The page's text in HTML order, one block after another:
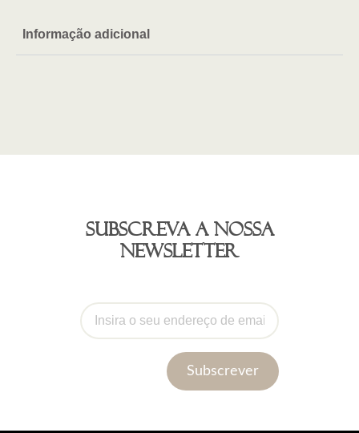
Informação adicional
Subscreva a nossa
newsletter
Subscrever